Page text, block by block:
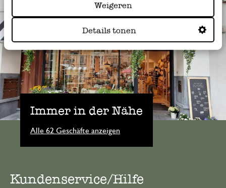
Weigeren
Details tonen
Immer in der Nähe
Alle 62 Geschäfte anzeigen
Kundenservice/Hilfe